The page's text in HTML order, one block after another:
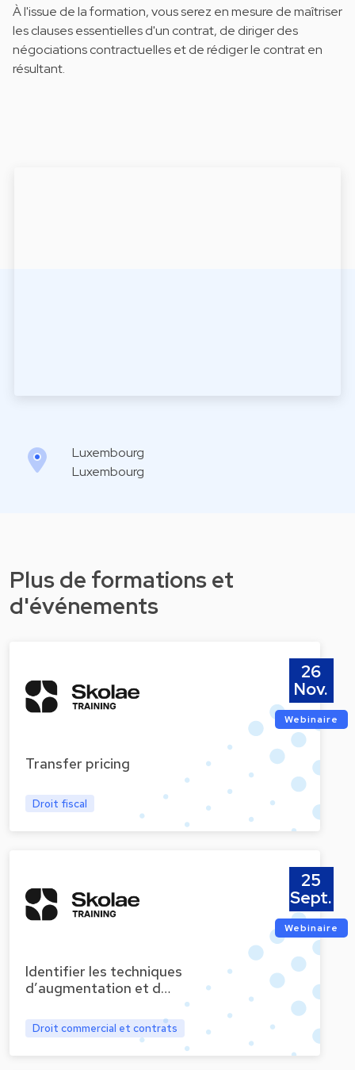
À l'issue de la formation, vous serez en mesure de maîtriser
les clauses essentielles d'un contrat, de diriger des
négociations contractuelles et de rédiger le contrat en
résultant.
Luxembourg
Luxembourg
Plus de formations et
d'événements
Transfer pricing
Droit fiscal
26
Nov.
Webinaire
Identifier les techniques
d’augmentation et d…
Droit commercial et contrats
25
Sept.
Webinaire